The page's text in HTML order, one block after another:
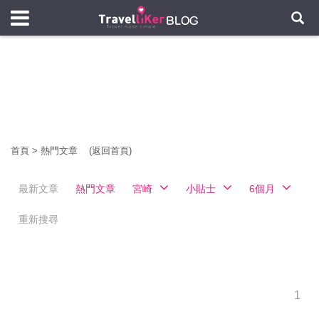
首頁 > 熱門文章 (返回首頁)
最新文章 熱門文章 宮崎 小貼士 6個月
重新搜尋
1